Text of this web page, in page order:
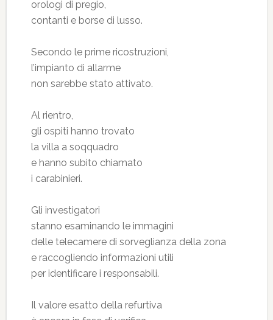
orologi di pregio,
contanti e borse di lusso.
Secondo le prime ricostruzioni,
l’impianto di allarme
non sarebbe stato attivato.
Al rientro,
gli ospiti hanno trovato
la villa a soqquadro
e hanno subito chiamato
i carabinieri.
Gli investigatori
stanno esaminando le immagini
delle telecamere di sorveglianza della zona
e raccogliendo informazioni utili
per identificare i responsabili.
Il valore esatto della refurtiva